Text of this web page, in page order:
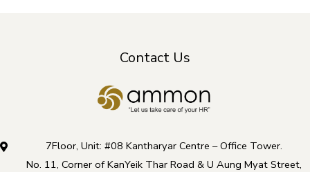
Contact Us
7Floor, Unit: #08 Kantharyar Centre – Office Tower.
No. 11, Corner of KanYeik Thar Road & U Aung Myat Street,